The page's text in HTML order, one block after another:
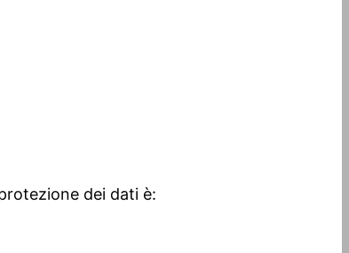
dei dati è: